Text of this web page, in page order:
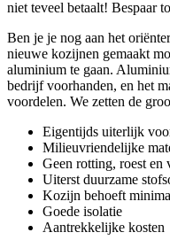
niet teveel betaalt! Bespaar
Ben je je nog aan het
nieuwe kozijnen gemaakt
aluminium te gaan.
bedrijf voorhanden, en het
voordelen. We zetten de
Eigentijds uiterlijk
Milieuvriendelijke
Geen rotting, roest en
Uiterst duurzame
Kozijn behoeft
Goede isolatie
Aantrekkelijke kosten